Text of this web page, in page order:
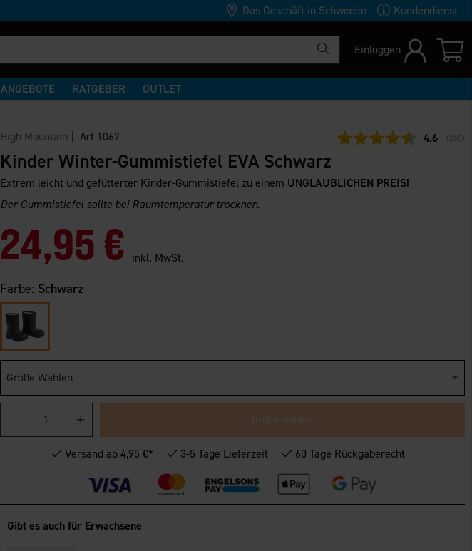
Das Geschäft in Schweden Kundendienst
Einloggen
ANGEBOTE RATGEBER OUTLET
High Mountain | Art 1067 4.6 (260
Kinder Winter-Gummistiefel EVA Schwarz
Extrem leicht und gefütterter Kinder-Gummistiefel zu einem UNGLAUBLICHEN PREIS!
Der Gummistiefel sollte bei Raumtemperatur trocknen.
24,95 € inkl. MwSt.
Farbe: Schwarz
Größe Wählen
Größe wählen
Versand ab 4,95 €* 3-5 Tage Lieferzeit 60 Tage Rückgaberecht
Gibt es auch für Erwachsene